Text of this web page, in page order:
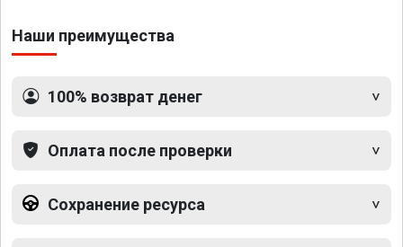
Наши преимущества
100% возврат денег
Оплата после проверки
Сохранение ресурса